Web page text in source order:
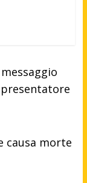
causa morte